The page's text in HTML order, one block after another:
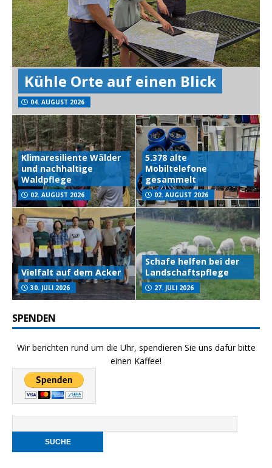
Kühle Orte auf einen Blick
04. AUGUST 2026
Klimaresiliente Wälder
und nachhaltige
Waldpflege
02. AUGUST 2026
5.378 alte
Mobiltelefone
gesammelt
02. AUGUST 2026
Vielfalt auf dem Acker
30. JULI 2026
Schafe helfen bei der
Landschaftspflege
27. JULI 2026
SPENDEN
Wir berichten rund um die Uhr, spendieren Sie uns dafür bitte
einen Kaffee!